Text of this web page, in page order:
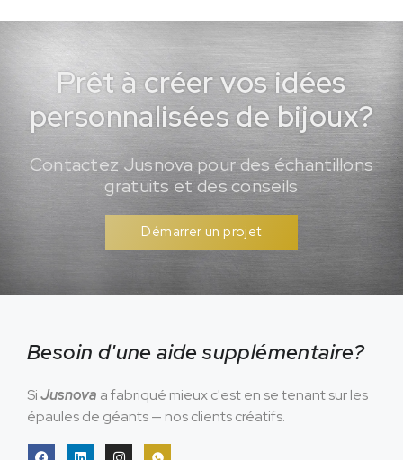
Prêt à créer vos idées
personnalisées de bijoux?
Contactez Jusnova pour des échantillons
gratuits et des conseils
Démarrer un projet
Besoin d'une aide supplémentaire?
SiJusnova a fabriqué mieux c'est en se tenant sur les
épaules de géants — nos clients créatifs.